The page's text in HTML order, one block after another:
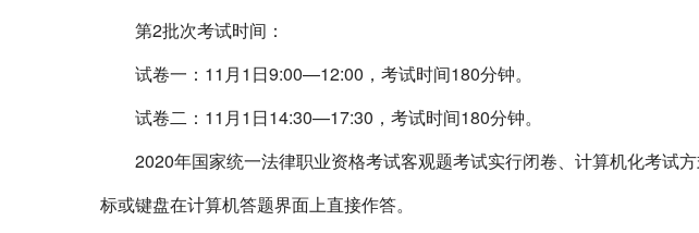
第2批次考试时间：
试卷一： 11 月1 日9:00—12:00 ，考试时间180分钟。
试卷二： 11 月1 日14:30—17:30 ，考试时间180分钟。
2020年国家统一法律职业资格考试客观题考试实行闭卷、计算机化考试
标或键盘在计算机答题界面上直接作答。